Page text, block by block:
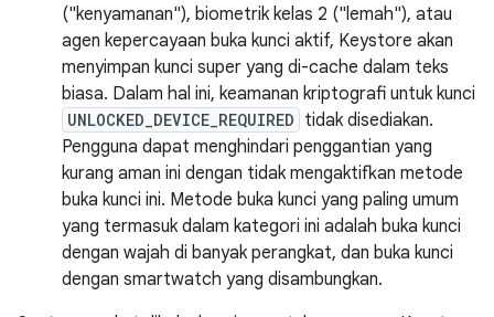
("kenyamanan"), biometrik kelas 2 ("lemah"), atau
agen kepercayaan buka kunci aktif, Keystore akan
menyimpan kunci super yang di-cache dalam teks
biasa. Dalam hal ini, keamanan kriptografi untuk kunci
UNLOCKED_DEVICE_REQUIRED tidak disediakan.
Pengguna dapat menghindari penggantian yang
kurang aman ini dengan tidak mengaktifkan metode
buka kunci ini. Metode buka kunci yang paling umum
yang termasuk dalam kategori ini adalah buka kunci
dengan wajah di banyak perangkat, dan buka kunci
dengan smartwatch yang disambungkan.